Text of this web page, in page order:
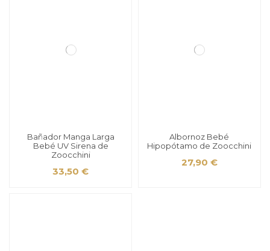
Bañador Manga Larga
Bebé UV Sirena de
Zoocchini
33,50 €
Albornoz Bebé
Hipopótamo de Zoocchini
27,90 €